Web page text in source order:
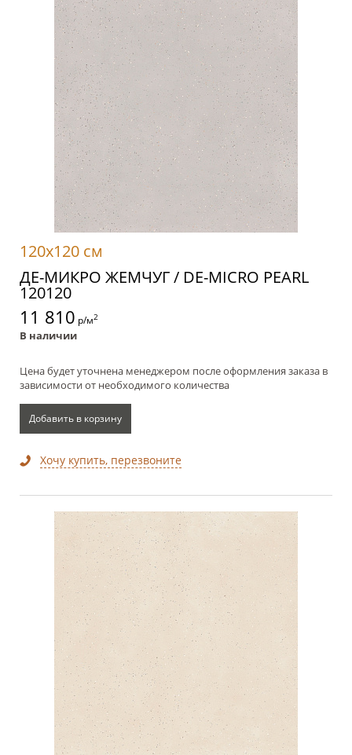
120x120 см
ДЕ-МИКРО ЖЕМЧУГ / DE-MICRO PEARL
120120
11 810 р/м2
В наличии
Цена будет уточнена менеджером после оформления заказа в
зависимости от необходимого количества
Добавить в корзину
Хочу купить, перезвоните